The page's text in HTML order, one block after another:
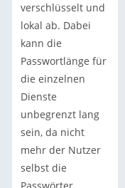
verschlüsselt und
lokal ab. Dabei
kann die
Passwortlänge für
die einzelnen
Dienste
unbegrenzt lang
sein, da nicht
mehr der Nutzer
selbst die